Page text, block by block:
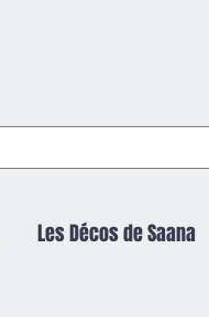
Les Décos de Saana